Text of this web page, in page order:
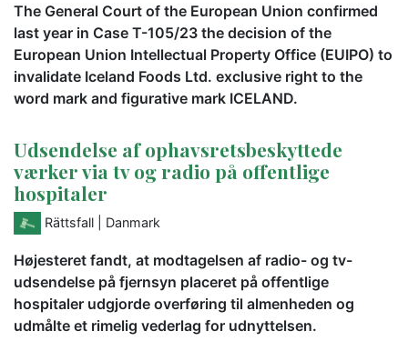
The General Court of the European Union confirmed
last year in Case T-105/23 the decision of the
European Union Intellectual Property Office (EUIPO) to
invalidate Iceland Foods Ltd. exclusive right to the
word mark and figurative mark ICELAND.
Udsendelse af ophavsretsbeskyttede
værker via tv og radio på offentlige
hospitaler
Rättsfall | Danmark
Højesteret fandt, at modtagelsen af radio- og tv-
udsendelse på fjernsyn placeret på offentlige
hospitaler udgjorde overføring til almenheden og
udmålte et rimelig vederlag for udnyttelsen.